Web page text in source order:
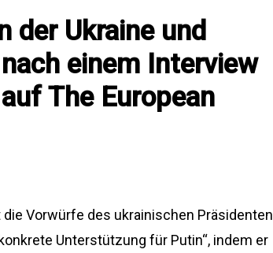
der Ukraine und
einem Interview
The European
Vorwürfe des ukrainischen Präsidenten
Unterstützung für Putin“, indem er